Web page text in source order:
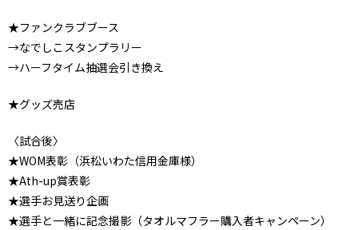
★ファンクラブブース
→なでしこスタンプラリー
→ハーフタイム抽選会引き換え
★グッズ売店
〈試合後〉
★WOM表彰（浜松いわた信用金庫様）
★Ath-up賞表彰
★選手お見送り企画
★選手と一緒に記念撮影（タオルマフラー購入者キャンペーン）